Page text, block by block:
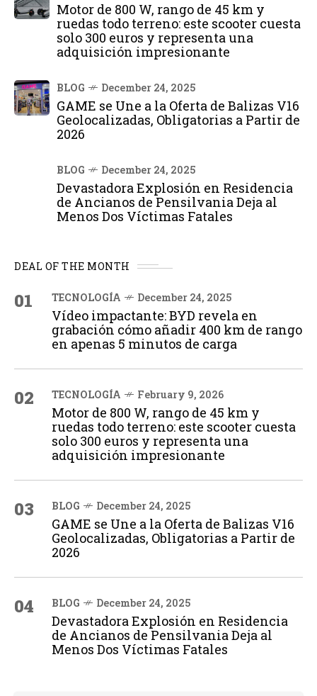
Motor de 800 W, rango de 45 km y
ruedas todo terreno: este scooter cuesta
solo 300 euros y representa una
adquisición impresionante
BLOG December 24, 2025
GAME se Une a la Oferta de Balizas V16
Geolocalizadas, Obligatorias a Partir de
2026
BLOG December 24, 2025
Devastadora Explosión en Residencia
de Ancianos de Pensilvania Deja al
Menos Dos Víctimas Fatales
DEAL OF THE MONTH
01 TECNOLOGÍA December 24, 2025
Vídeo impactante: BYD revela en
grabación cómo añadir 400 km de rango
en apenas 5 minutos de carga
02 TECNOLOGÍA February 9, 2026
Motor de 800 W, rango de 45 km y
ruedas todo terreno: este scooter cuesta
solo 300 euros y representa una
adquisición impresionante
03 BLOG December 24, 2025
GAME se Une a la Oferta de Balizas V16
Geolocalizadas, Obligatorias a Partir de
2026
04 BLOG December 24, 2025
Devastadora Explosión en Residencia
de Ancianos de Pensilvania Deja al
Menos Dos Víctimas Fatales